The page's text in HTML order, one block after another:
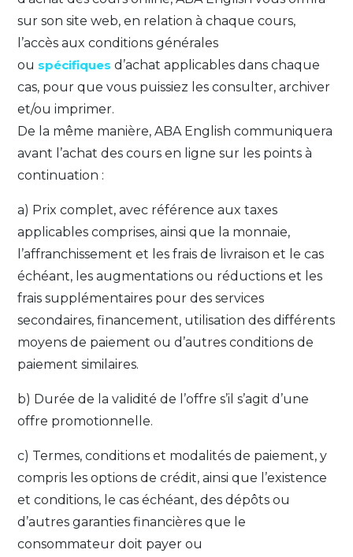
sur son site web, en relation à chaque cours,
l’accès aux conditions générales
ou spécifiques d’achat applicables dans chaque
cas, pour que vous puissiez les consulter, archiver
et/ou imprimer.
De la même manière, ABA English communiquera
avant l’achat des cours en ligne sur les points à
continuation :
a) Prix complet, avec référence aux taxes
applicables comprises, ainsi que la monnaie,
l’affranchissement et les frais de livraison et le cas
échéant, les augmentations ou réductions et les
frais supplémentaires pour des services
secondaires, financement, utilisation des différents
moyens de paiement ou d’autres conditions de
paiement similaires.
b) Durée de la validité de l’offre s’il s’agit d’une
offre promotionnelle.
c) Termes, conditions et modalités de paiement, y
compris les options de crédit, ainsi que l’existence
et conditions, le cas échéant, des dépôts ou
d’autres garanties financières que le
consommateur doit payer ou